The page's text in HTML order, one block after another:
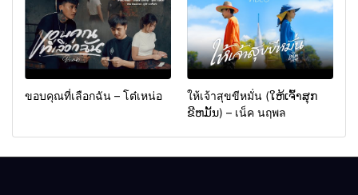
ขอบคุณที่เลือกฉัน – โต๋เหน่อ
ให้เจ้าสุขขีหมั่น (ໃຫ້ເຈົ້າສຸກ
ຂີຫມັ້ນ) – เน็ค นฤพล